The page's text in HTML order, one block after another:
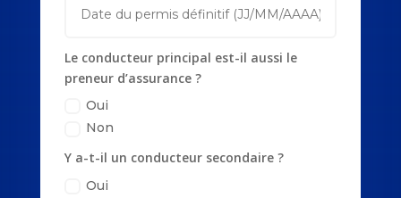
Le conducteur principal est-il aussi le
preneur d’assurance ?
Oui
Non
Y a-t-il un conducteur secondaire ?
Oui